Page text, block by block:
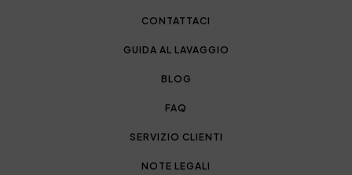
CONTATTACI
GUIDA AL LAVAGGIO
BLOG
FAQ
SERVIZIO CLIENTI
NOTE LEGALI